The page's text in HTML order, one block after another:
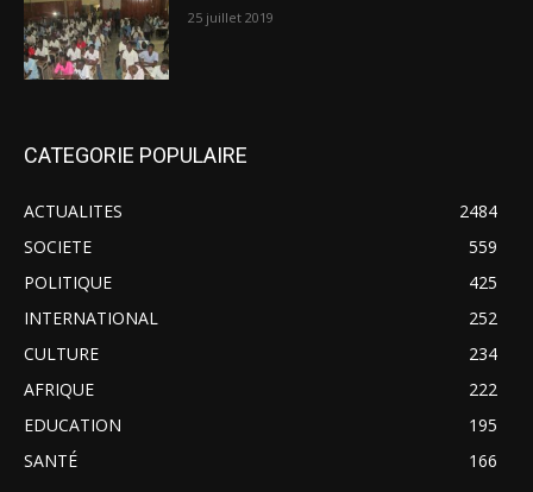
25 juillet 2019
CATEGORIE POPULAIRE
ACTUALITES
2484
SOCIETE
559
POLITIQUE
425
INTERNATIONAL
252
CULTURE
234
AFRIQUE
222
EDUCATION
195
SANTÉ
166